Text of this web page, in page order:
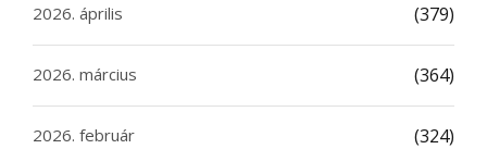
2026. április (379)
2026. március (364)
2026. február (324)